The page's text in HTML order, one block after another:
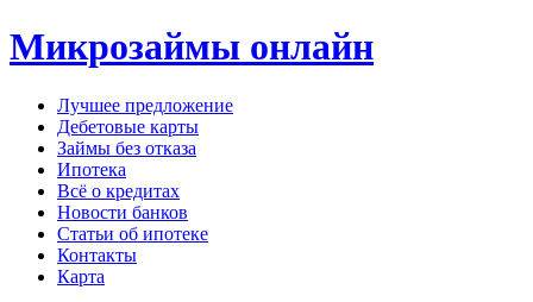
Перейти
к
Микрозаймы онлайн
Лучшее предложение
Дебетовые карты
Займы без отказа
Ипотека
Всё о кредитах
Новости банков
Статьи об ипотеке
Контакты
Карта